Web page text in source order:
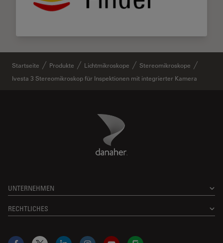
Startseite Produkte Lichtmikroskope
Stereomikroskope
Ivesta 3 Stereomikroskop für Inspektionen mit integrierter Kamera
Danaher Logo
UNTERNEHMEN
RECHTLICHES